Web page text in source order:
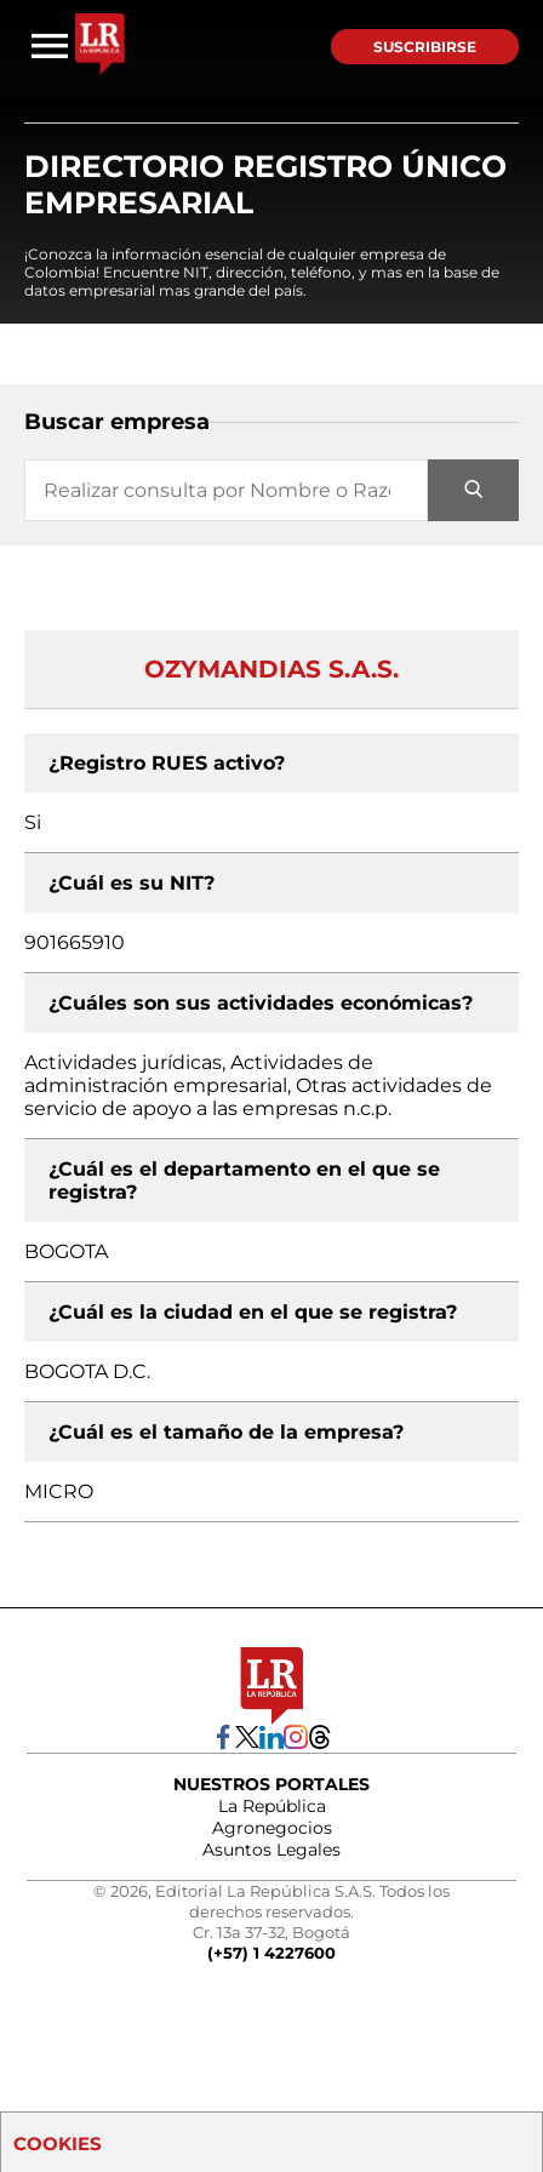
SUSCRIBIRSE
DIRECTORIO REGISTRO ÚNICO
EMPRESARIAL
¡Conozca la información esencial de cualquier empresa de
Colombia! Encuentre NIT, dirección, teléfono, y mas en la base de
datos empresarial mas grande del país.
Buscar empresa
OZYMANDIAS S.A.S.
¿Registro RUES activo?
Si
¿Cuál es su NIT?
901665910
¿Cuáles son sus actividades económicas?
Actividades jurídicas, Actividades de
administración empresarial, Otras actividades de
servicio de apoyo a las empresas n.c.p.
¿Cuál es el departamento en el que se
registra?
BOGOTA
¿Cuál es la ciudad en el que se registra?
BOGOTA D.C.
¿Cuál es el tamaño de la empresa?
MICRO
NUESTROS PORTALES
La República
Agronegocios
Asuntos Legales
© 2026, Editorial La República S.A.S. Todos los
derechos reservados.
Cr. 13a 37-32, Bogotá
(+57) 1 4227600
COOKIES